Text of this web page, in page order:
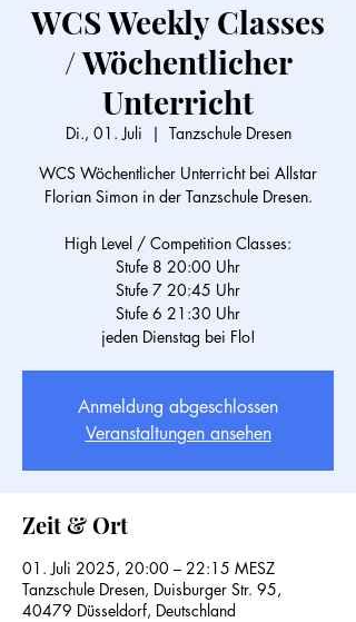
WCS Weekly Classes
/ Wöchentlicher
Unterricht
Di., 01. Juli
  |
Tanzschule Dresen
WCS Wöchentlicher Unterricht bei Allstar
Florian Simon in der Tanzschule Dresen.
High Level / Competition Classes:
Stufe 8 20:00 Uhr
Stufe 7 20:45 Uhr
Stufe 6 21:30 Uhr
Anmeldung abgeschlossen
Veranstaltungen ansehen
Zeit & Ort
01. Juli 2025, 20:00 – 22:15 MESZ
Tanzschule Dresen, Duisburger Str. 95,
40479 Düsseldorf, Deutschland